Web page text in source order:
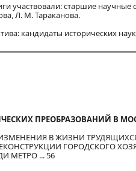
участвовали: старшие
Л. М. Тараканова.
кандидаты исторических
ПРЕОБРАЗОВАНИЙ В
В ЖИЗНИ ТРУДЯЩИХСЯ
ГОРОДСКОГО
МЕТРО ... 56